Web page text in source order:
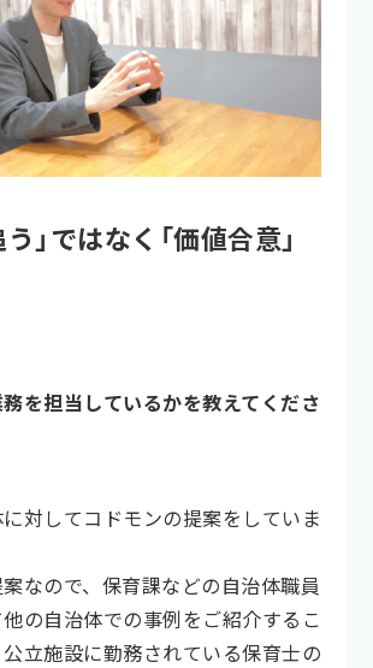
」ではなく「価値合意」
を担当しているかを教えてくださ
対してコドモンの提案をしていま
なので、保育課などの自治体職員
の自治体での事例をご紹介するこ
立施設に勤務されている保育士の